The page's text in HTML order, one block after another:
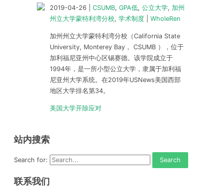
2019-04-26 CSUMB, GPA低, 公立大学, 加州
州立大学蒙特利湾分校, 学术制度 WholeRen
加州州立大学蒙特利湾分校（California State
University, Monterey Bay， CSUMB ），位于
加利福尼亚州中心区锡赛德。该学院成立于
1994年，是一所小型公立大学，隶属于加利福
尼亚州大学系统。在2019年USNews美国西部
地区大学排名第34。
美国大学开除应对
站内搜索
Search for:
联系我们